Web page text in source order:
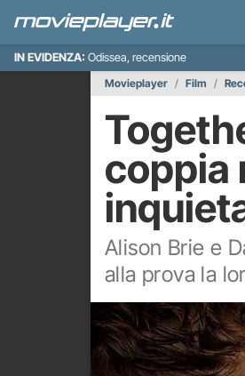
IN EVIDENZA: Odissea, recensione
Movieplayer
Film
coppia
Alison Brie e
alla prova la